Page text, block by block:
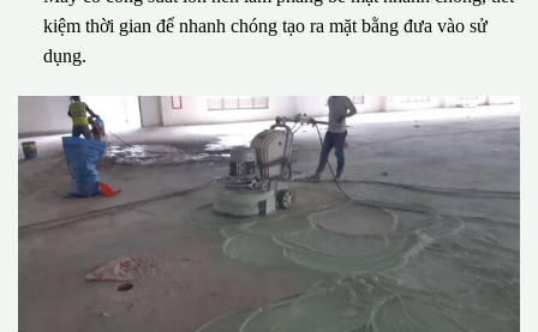
kiệm thời gian để nhanh chóng tạo ra mặt bằng đưa vào sử
dụng.